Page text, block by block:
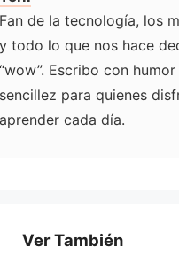
Fan de la tecnología, los
y todo lo que nos hace
“wow”. Escribo con
sencillez para quienes
aprender cada día.
Ver También